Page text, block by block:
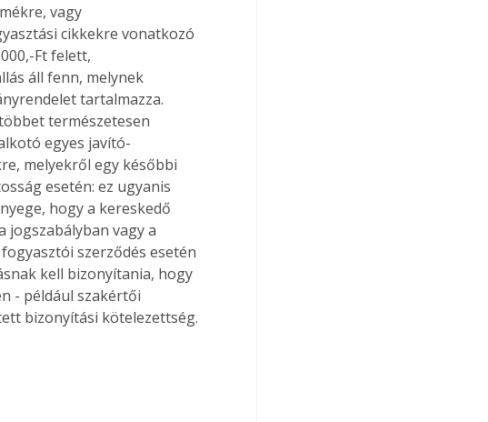
vagy
cikkekre vonatkozó
Ft felett,
áll fenn, melynek
tartalmazza.
természetesen
egyes javító-
melyekről egy későbbi
esetén: ez ugyanis
hogy a kereskedő
jogszabályban vagy a
szerződés esetén
kell bizonyítania, hogy
- például szakértői
bizonyítási kötelezettség.